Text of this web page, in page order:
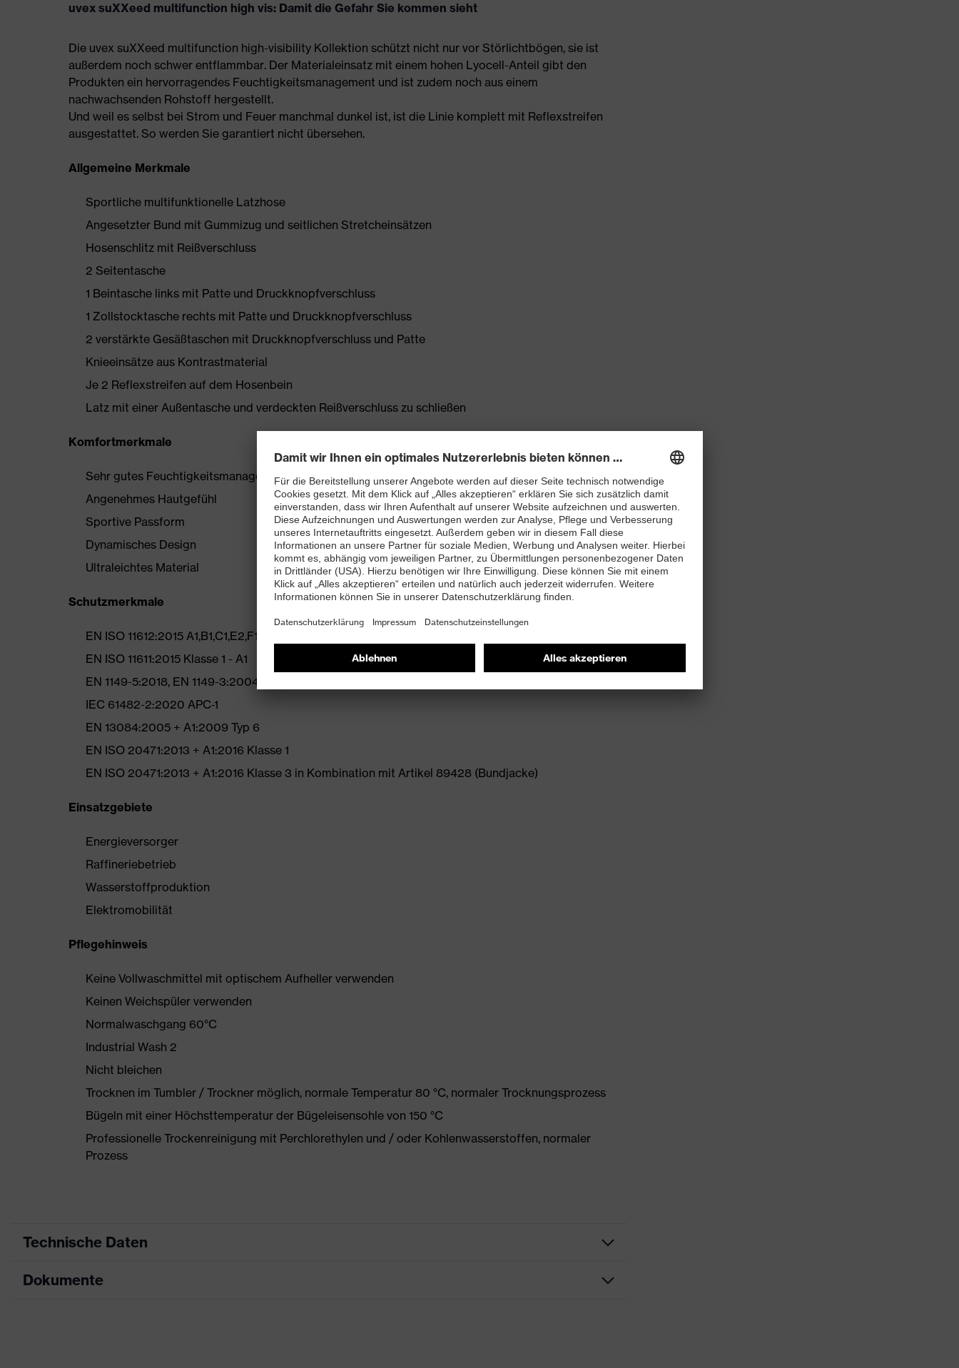
uvex suXXeed multifunction high vis: Damit die Gefahr Sie kommen sieht
Die uvex suXXeed multifunction high-visibility Kollektion schützt nicht nur vor Störlichtbögen, sie ist
außerdem noch schwer entflammbar. Der Materialeinsatz mit einem hohen Lyocell-Anteil gibt den
Produkten ein hervorragendes Feuchtigkeitsmanagement und ist zudem noch aus einem
nachwachsenden Rohstoff hergestellt.
Und weil es selbst bei Strom und Feuer manchmal dunkel ist, ist die Linie komplett mit Reflexstreifen
ausgestattet. So werden Sie garantiert nicht übersehen.
Allgemeine Merkmale
Sportliche multifunktionelle Latzhose
Angesetzter Bund mit Gummizug und seitlichen Stretcheinsätzen
Hosenschlitz mit Reißverschluss
2 Seitentasche
1 Beintasche links mit Patte und Druckknopfverschluss
1 Zollstocktasche rechts mit Patte und Druckknopfverschluss
2 verstärkte Gesäßtaschen mit Druckknopfverschluss und Patte
Knieeinsätze aus Kontrastmaterial
Je 2 Reflexstreifen auf dem Hosenbein
Latz mit einer Außentasche und verdeckten Reißverschluss zu schließen
Komfortmerkmale
Sehr gutes Feuchtigkeitsmanagement durch den Lyocell® Anteil
Angenehmes Hautgefühl
Sportive Passform
Dynamisches Design
Ultraleichtes Material
Schutzmerkmale
EN ISO 11612:2015 A1,B1,C1,E2,F1
EN ISO 11611:2015 Klasse 1 - A1
EN 1149-5:2018, EN 1149-3:2004
IEC 61482-2:2020 APC-1
EN 13084:2005 + A1:2009 Typ 6
EN ISO 20471:2013 + A1:2016 Klasse 1
EN ISO 20471:2013 + A1:2016 Klasse 3 in Kombination mit Artikel 89428 (Bundjacke)
Einsatzgebiete
Energieversorger
Raffineriebetrieb
Wasserstoffproduktion
Elektromobilität
Pflegehinweis
Keine Vollwaschmittel mit optischem Aufheller verwenden
Keinen Weichspüler verwenden
Normalwaschgang 60°C
Industrial Wash 2
Nicht bleichen
Trocknen im Tumbler / Trockner möglich, normale Temperatur 80 °C, normaler Trocknungsprozess
Bügeln mit einer Höchsttemperatur der Bügeleisensohle von 150 °C
Professionelle Trockenreinigung mit Perchlorethylen und / oder Kohlenwasserstoffen, normaler
Prozess
Technische Daten
Produktart
Dokumente